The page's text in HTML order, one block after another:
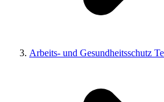
Arbeits- und Gesundheitsschutz